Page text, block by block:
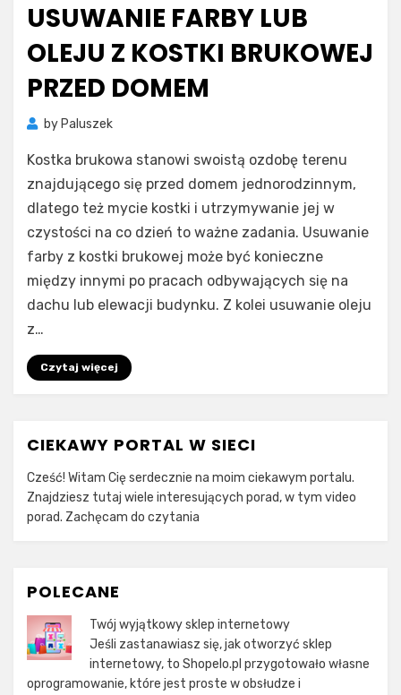
USUWANIE FARBY LUB
OLEJU Z KOSTKI BRUKOWEJ
PRZED DOMEM
by Paluszek
Kostka brukowa stanowi swoistą ozdobę terenu
znajdującego się przed domem jednorodzinnym,
dlatego też mycie kostki i utrzymywanie jej w
czystości na co dzień to ważne zadania. Usuwanie
farby z kostki brukowej może być konieczne
między innymi po pracach odbywających się na
dachu lub elewacji budynku. Z kolei usuwanie oleju
z…
Czytaj więcej
CIEKAWY PORTAL W SIECI
Cześć! Witam Cię serdecznie na moim ciekawym portalu.
Znajdziesz tutaj wiele interesujących porad, w tym video
porad. Zachęcam do czytania
POLECANE
Twój wyjątkowy sklep internetowy
Jeśli zastanawiasz się, jak otworzyć sklep
internetowy, to Shopelo.pl przygotowało własne
oprogramowanie, które jest proste w obsłudze i